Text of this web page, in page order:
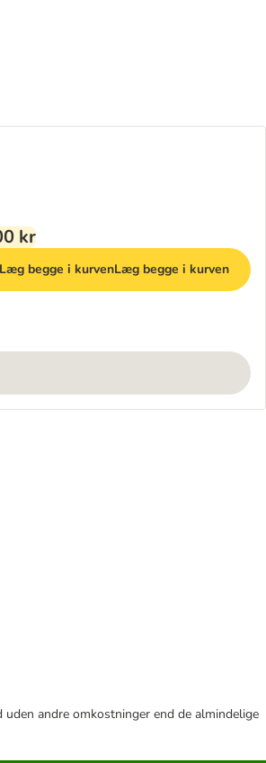
kr
Læg begge i kurvenLæg begge i kurven
andre omkostninger end de almindelige